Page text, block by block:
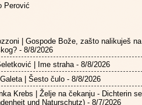
Perović
| Gospode Bože, zašto nalikuješ na
- 8/8/2026
| Ime straha- 8/8/2026
Galeta | Šesto čulo- 8/8/2026
Krebs | Želje na čekanju - Dichterin
und Naturschutz)- 8/7/2026